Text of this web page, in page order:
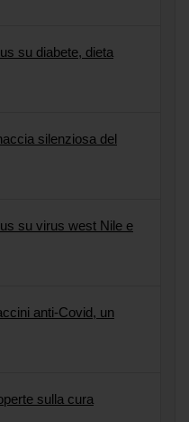
su diabete, dieta
silenziosa del
su virus west Nile e
anti-Covid, un
sulla cura